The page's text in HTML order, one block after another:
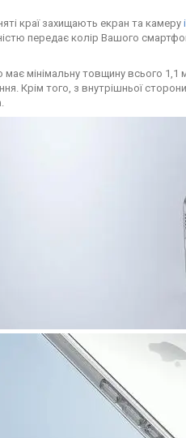
краї захищають екран та камеру
передає колір Вашого
має мінімальну товщину всього
Крім того, з внутрішньої